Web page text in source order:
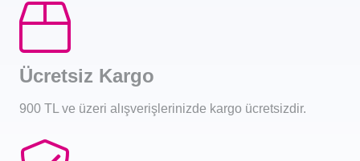
Ücretsiz Kargo
900 TL ve üzeri alışverişlerinizde kargo ücretsizdir.